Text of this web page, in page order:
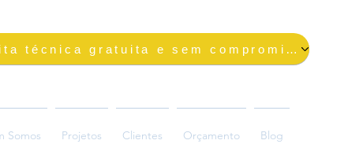
Solicite uma visita técnica gratuita e sem compromisso
Somos Projetos Clientes Orçamento Blog